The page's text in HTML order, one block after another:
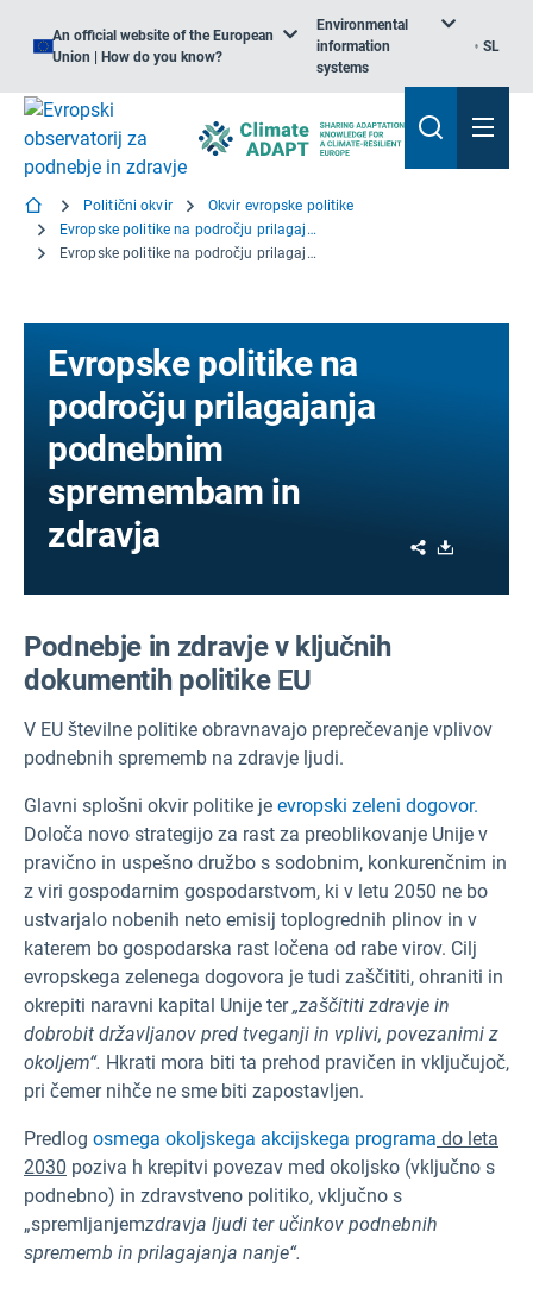
An official website of the European
Union | How do you know?
Environmental
information
systems
SL
Politični okvir
Okvir evropske politike
Evropske politike na področju prilagajanja podnebnim spremembam in zdravja
Evropske politike na področju prilagajanja podnebnim spremembam in zdravja
Evropske politike na
področju prilagajanja
podnebnim
spremembam in
zdravja
Share
Podnebje in zdravje v ključnih
dokumentih politike EU
V EU številne politike obravnavajo preprečevanje vplivov
podnebnih sprememb na zdravje ljudi.
Glavni splošni okvir politike je evropski zeleni dogovor.
Določa novo strategijo za rast za preoblikovanje Unije v
pravično in uspešno družbo s sodobnim, konkurenčnim in
z viri gospodarnim gospodarstvom, ki v letu 2050 ne bo
ustvarjalo nobenih neto emisij toplogrednih plinov in v
katerem bo gospodarska rast ločena od rabe virov. Cilj
evropskega zelenega dogovora je tudi zaščititi, ohraniti in
okrepiti naravni kapital Unije ter„zaščititi zdravje in
dobrobit državljanov pred tveganji in vplivi, povezanimi z
okoljem“. Hkrati mora biti ta prehod pravičen in vključujoč,
pri čemer nihče ne sme biti zapostavljen.
Predlog osmega okoljskega akcijskega programa do leta
2030 poziva h krepitvi povezav med okoljsko (vključno s
podnebno) in zdravstveno politiko, vključno s
„spremljanjemzdravja ljudi ter učinkov podnebnih
sprememb in prilagajanja nanje“.